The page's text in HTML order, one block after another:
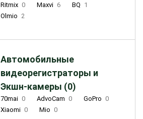
Ritmix 0 Maxvi 6 BQ 1
Olmio 2
Автомобильные
видеорегистраторы и
Экшн-камеры (0)
70mai 0 AdvoCam 0 GoPro 0
Xiaomi 0 Mio 0